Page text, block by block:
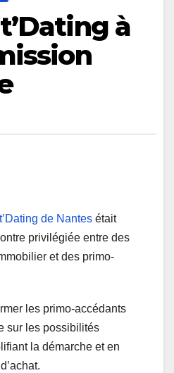
à
de Nantes était
privilégiée entre des
et des primo-
les primo-accédants
sur les possibilités
la démarche et en